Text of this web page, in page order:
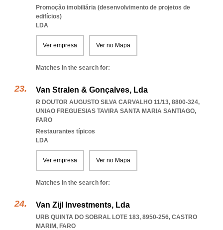
Promoção imobiliária (desenvolvimento de projetos de
edifícios)
LDA
Ver empresa Ver no Mapa
Matches in the search for:
Van Stralen & Gonçalves, Lda
R DOUTOR AUGUSTO SILVA CARVALHO 11/13, 8800-324,
UNIAO FREGUESIAS TAVIRA SANTA MARIA SANTIAGO,
FARO
Restaurantes típicos
LDA
Ver empresa Ver no Mapa
Matches in the search for:
Van Zijl Investments, Lda
URB QUINTA DO SOBRAL LOTE 183, 8950-256, CASTRO
MARIM, FARO